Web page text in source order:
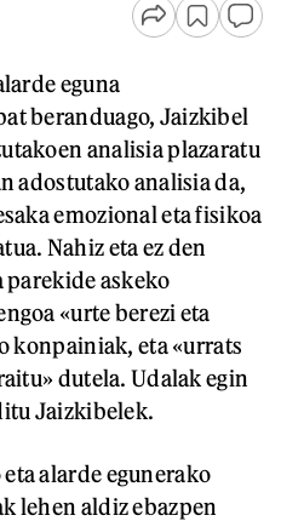
eguna
beranduago, Jaizkibel
analisia plazaratu
adostutako analisia da,
emozional eta fisikoa
Nahiz eta ez den
askeko
«urte berezi eta
konpainiak, eta «urrats
dutela. Udalak egin
Jaizkibelek.
alarde egunerako
lehen aldiz ebazpen